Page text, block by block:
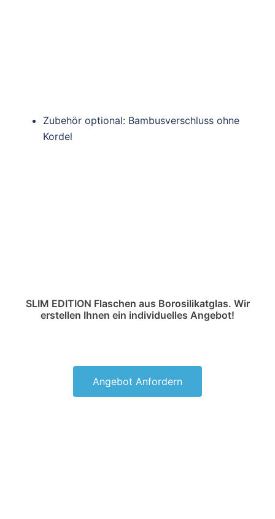
Zubehör optional: Bambusverschluss ohne
Kordel
SLIM EDITION Flaschen aus Borosilikatglas. Wir
erstellen Ihnen ein individuelles Angebot!
Angebot Anfordern